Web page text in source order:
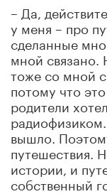
– Да,
у меня – про
сделанные
мной связано.
тоже со мной
потому что
родители
вышло.
путешествия.
истории, и
собственный